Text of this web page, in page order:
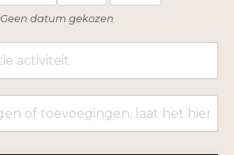
Geen datum gekozen